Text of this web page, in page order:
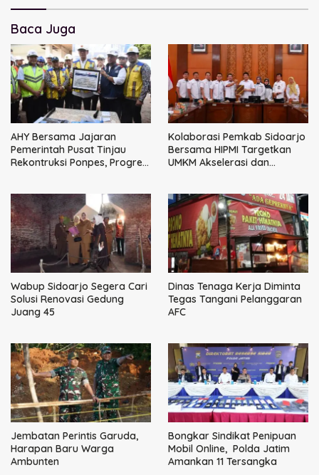
Baca Juga
AHY Bersama Jajaran
Pemerintah Pusat Tinjau
Rekontruksi Ponpes, Progres
Kolaborasi Pemkab Sidoarjo
Bersama HIPMI Targetkan
UMKM Akselerasi dan
Wabup Sidoarjo Segera Cari
Solusi Renovasi Gedung
Juang 45
Dinas Tenaga Kerja Diminta
Tegas Tangani Pelanggaran
AFC
Jembatan Perintis Garuda,
Harapan Baru Warga
Ambunten
Bongkar Sindikat Penipuan
Mobil Online, Polda Jatim
Amankan 11 Tersangka